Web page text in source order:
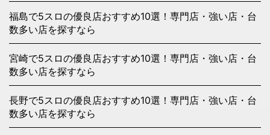
福島で5スロの優良店おすすめ10選！専門店・強い店・台
数多い店を探すなら
宮崎で5スロの優良店おすすめ10選！専門店・強い店・台
数多い店を探すなら
長野で5スロの優良店おすすめ10選！専門店・強い店・台
数多い店を探すなら